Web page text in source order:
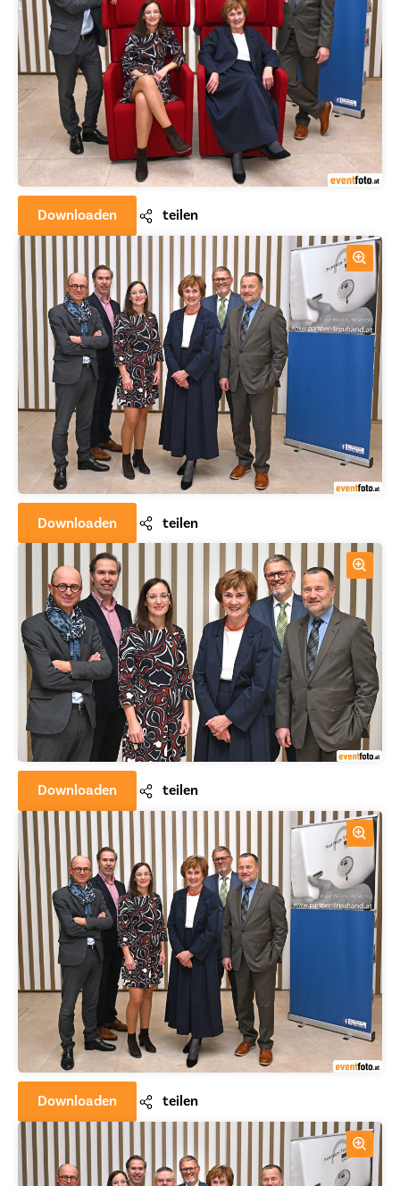
Downloaden teilen
Downloaden teilen
Downloaden teilen
Downloaden teilen